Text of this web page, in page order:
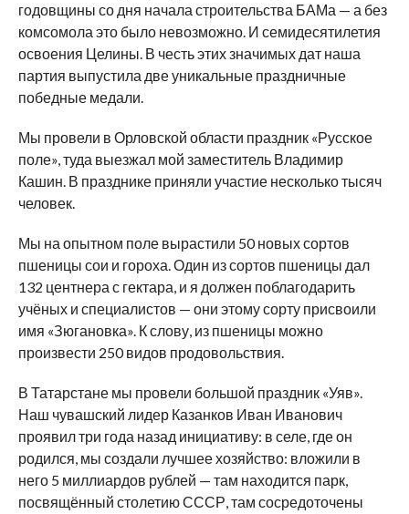
годовщины со дня начала строительства БАМа — а без
комсомола это было невозможно. И семидесятилетия
освоения Целины. В честь этих значимых дат наша
партия выпустила две уникальные праздничные
победные медали.
Мы провели в Орловской области праздник «Русское
поле», туда выезжал мой заместитель Владимир
Кашин. В празднике приняли участие несколько тысяч
человек.
Мы на опытном поле вырастили 50 новых сортов
пшеницы сои и гороха. Один из сортов пшеницы дал
132 центнера с гектара, и я должен поблагодарить
учёных и специалистов — они этому сорту присвоили
имя «Зюгановка». К слову, из пшеницы можно
произвести 250 видов продовольствия.
В Татарстане мы провели большой праздник «Уяв».
Наш чувашский лидер Казанков Иван Иванович
проявил три года назад инициативу: в селе, где он
родился, мы создали лучшее хозяйство: вложили в
него 5 миллиардов рублей — там находится парк,
посвящённый столетию СССР, там сосредоточены